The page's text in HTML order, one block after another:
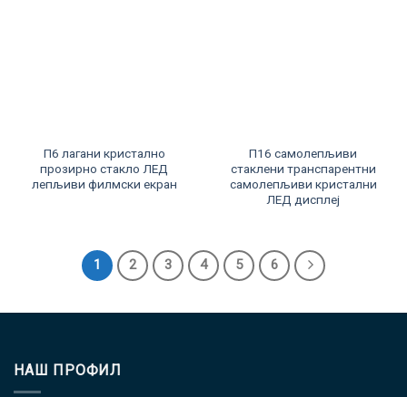
П6 лагани кристално
прозирно стакло ЛЕД
лепљиви филмски екран
П16 самолепљиви
стаклени транспарентни
самолепљиви кристални
ЛЕД дисплеј
1 2 3 4 5 6
НАШ ПРОФИЛ